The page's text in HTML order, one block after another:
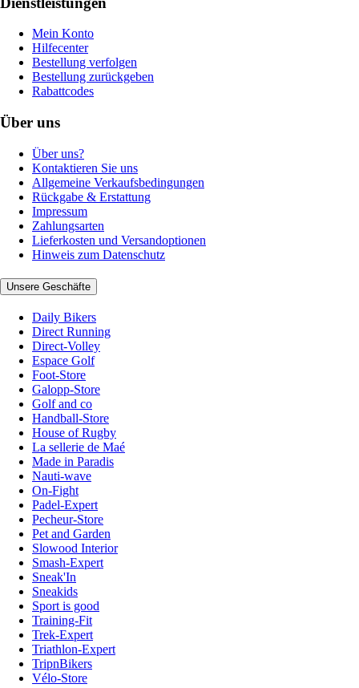
Mein Konto
Hilfecenter
Bestellung verfolgen
Bestellung zurückgeben
Rabattcodes
Über uns
Über uns?
Kontaktieren Sie uns
Allgemeine Verkaufsbedingungen
Rückgabe & Erstattung
Impressum
Zahlungsarten
Lieferkosten und Versandoptionen
Hinweis zum Datenschutz
Unsere Geschäfte
Daily Bikers
Direct Running
Direct-Volley
Espace Golf
Foot-Store
Galopp-Store
Golf and co
Handball-Store
House of Rugby
La sellerie de Maé
Made in Paradis
Nauti-wave
On-Fight
Padel-Expert
Pecheur-Store
Pet and Garden
Slowood Interior
Smash-Expert
Sneak'In
Sneakids
Sport is good
Training-Fit
Trek-Expert
Triathlon-Expert
TripnBikers
Vélo-Store